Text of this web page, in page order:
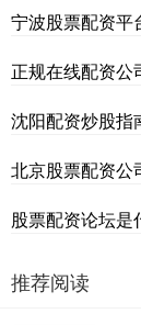
宁波股票配资平
正规在线配资公
沈阳配资炒股指
北京股票配资公
股票配资论坛
推荐阅读